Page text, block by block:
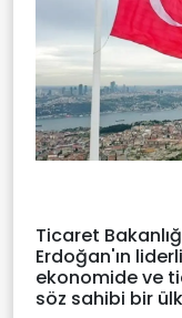
Ticaret
Erdoğan'ın
ekonomide ve
söz sahibi bir